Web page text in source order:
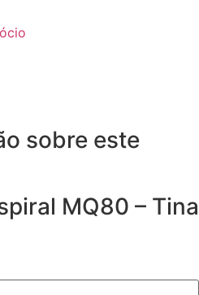
sobre este
MQ80 – Tina